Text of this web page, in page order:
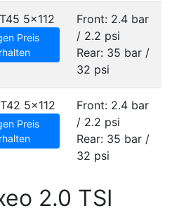
5x112
Preis
Front: 2.4 bar
/ 2.2 psi
Rear: 35 bar /
32 psi
5x112
Preis
Front: 2.4 bar
/ 2.2 psi
Rear: 35 bar /
32 psi
2.0 TSI